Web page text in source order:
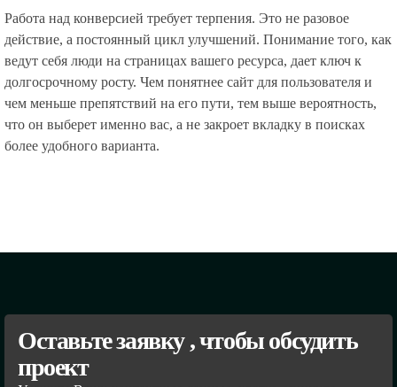
Работа над конверсией требует терпения. Это не разовое
действие, а постоянный цикл улучшений. Понимание того, как
ведут себя люди на страницах вашего ресурса, дает ключ к
долгосрочному росту. Чем понятнее сайт для пользователя и
чем меньше препятствий на его пути, тем выше вероятность,
что он выберет именно вас, а не закроет вкладку в поисках
более удобного варианта.
Оставьте заявку , чтобы обсудить
проект